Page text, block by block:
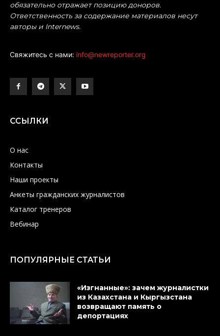
обязательно отражает позицию доноров.
Ответственность за содержание материалов несут
авторы и Internews.
Свяжитесь с нами: info@newreporter.org
ССЫЛКИ
О нас
Контакты
Наши проекты
Анкеты гражданских журналистов
Каталог тренеров
Вебинар
ПОПУЛЯРНЫЕ СТАТЬИ
«Изгнанные»: зачем журналистки
из Казахстана и Кыргызстана
возвращают память о
депортациях